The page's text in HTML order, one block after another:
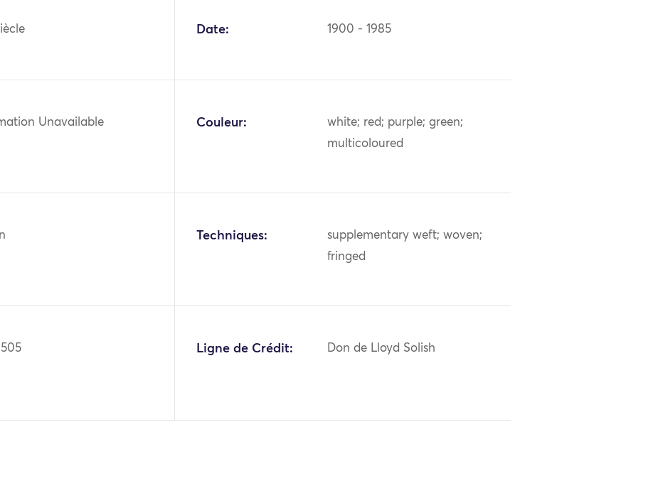
Date: 1900 - 1985
Unavailable Couleur:
white; red; purple; green;
multicoloured
Techniques:
supplementary weft; woven;
fringed
Ligne de Crédit: Don de Lloyd Solish